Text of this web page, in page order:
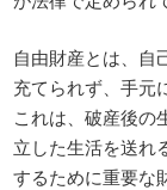
自由財産とは、自
充てられず、手元
これは、破産後の
立した生活を送れ
するために重要な